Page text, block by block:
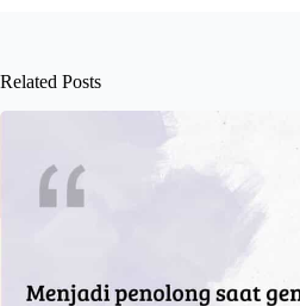
Related Posts